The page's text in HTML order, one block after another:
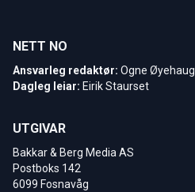
NETT NO
Ansvarleg redaktør: Ogne Øyehaug
Dagleg leiar: Eirik Staurset
UTGIVAR
Bakkar & Berg Media AS
Postboks 142
6099 Fosnavåg